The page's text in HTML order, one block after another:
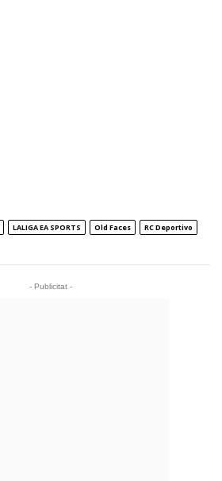
LALIGA EA SPORTS Old Faces
RC Deportivo
- Publicitat -